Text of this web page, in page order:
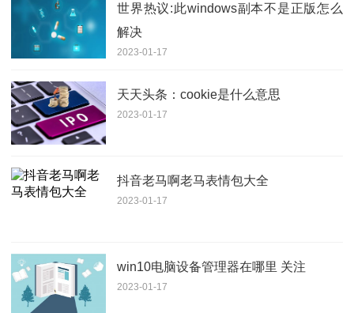
世界热议:此windows副本不是正版怎么
解决
2023-01-17
天天头条：cookie是什么意思
2023-01-17
抖音老马啊老马表情包大全
2023-01-17
win10电脑设备管理器在哪里 关注
2023-01-17